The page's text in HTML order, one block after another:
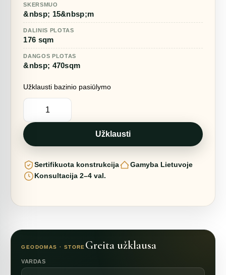
SKERSMUO
&nbsp; 15&nbsp;m
DALINIS PLOTAS
176 sqm
DANGOS PLOTAS
&nbsp; 470sqm
Užklausti bazinio pasiūlymo
produkto
317m2
STOGAS
NAMUI
Ø15m
STIKLINIS
Užklausti
Sertifikuota konstrukcija
Gamyba Lietuvoje
Konsultacija 2–4 val.
GEODOMAS · STORE Greita užklausa
VARDAS